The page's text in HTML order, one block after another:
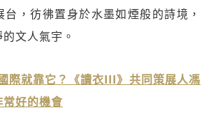
，彷彿置身於水墨如煙般的詩境，
文人氣宇。
際就靠它？《讀衣III》共同策展人馮
好的機會